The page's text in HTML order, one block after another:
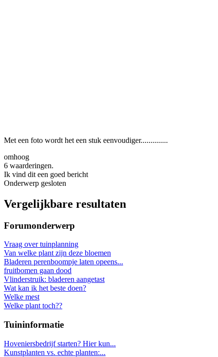
Met een foto wordt het een stuk eenvoudiger..............
omhoog
6 waarderingen.
Ik vind dit een goed bericht
Onderwerp gesloten
Vergelijkbare resultaten
Forumonderwerp
Vraag over tuinplanning
Van welke plant zijn deze bloemen
Bladeren perenboompje laten opeens...
fruitbomen gaan dood
Vlinderstruik: bladeren aangetast
Wat kan ik het beste doen?
Welke mest
Welke plant toch??
Tuininformatie
Hoveniersbedrijf starten? Hier kun...
Kunstplanten vs. echte planten:...